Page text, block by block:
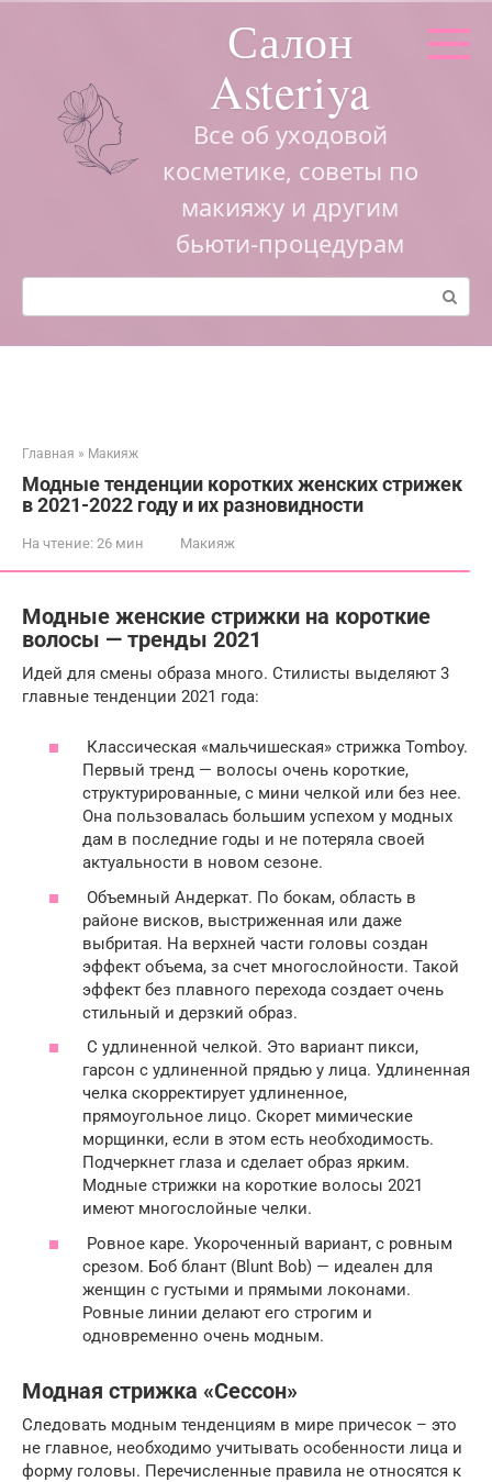
Салон
Asteriya
Все об уходовой
косметике, советы по
макияжу и другим
бьюти-процедурам
Поиск:
Главная » Макияж
Модные тенденции коротких женских стрижек
в 2021-2022 году и их разновидности
На чтение: 26 мин Макияж
Модные женские стрижки на короткие
волосы — тренды 2021
Идей для смены образа много. Стилисты выделяют 3
главные тенденции 2021 года:
Классическая «мальчишеская» стрижка Tomboy.
Первый тренд — волосы очень короткие,
структурированные, с мини челкой или без нее.
Она пользовалась большим успехом у модных
дам в последние годы и не потеряла своей
актуальности в новом сезоне.
Объемный Андеркат. По бокам, область в
районе висков, выстриженная или даже
выбритая. На верхней части головы создан
эффект объема, за счет многослойности. Такой
эффект без плавного перехода создает очень
стильный и дерзкий образ.
С удлиненной челкой. Это вариант пикси,
гарсон с удлиненной прядью у лица. Удлиненная
челка скорректирует удлиненное,
прямоугольное лицо. Скорет мимические
морщинки, если в этом есть необходимость.
Подчеркнет глаза и сделает образ ярким.
Модные стрижки на короткие волосы 2021
имеют многослойные челки.
Ровное каре. Укороченный вариант, с ровным
срезом. Боб блант (Blunt Bob) — идеален для
женщин с густыми и прямыми локонами.
Ровные линии делают его строгим и
одновременно очень модным.
Модная стрижка «Сессон»
Следовать модным тенденциям в мире причесок – это
не главное, необходимо учитывать особенности лица и
форму головы. Перечисленные правила не относятся к